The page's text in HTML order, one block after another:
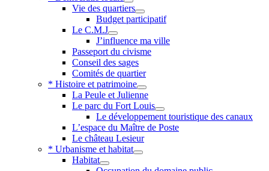
Vie des quartiers
Budget participatif
Le C.M.J
J’influence ma ville
Passeport du civisme
Conseil des sages
Comités de quartier
* Histoire et patrimoine
La Peule et Julienne
Le parc du Fort Louis
Le développement touristique des canaux
L’espace du Maître de Poste
Le château Lesieur
* Urbanisme et habitat
Habitat